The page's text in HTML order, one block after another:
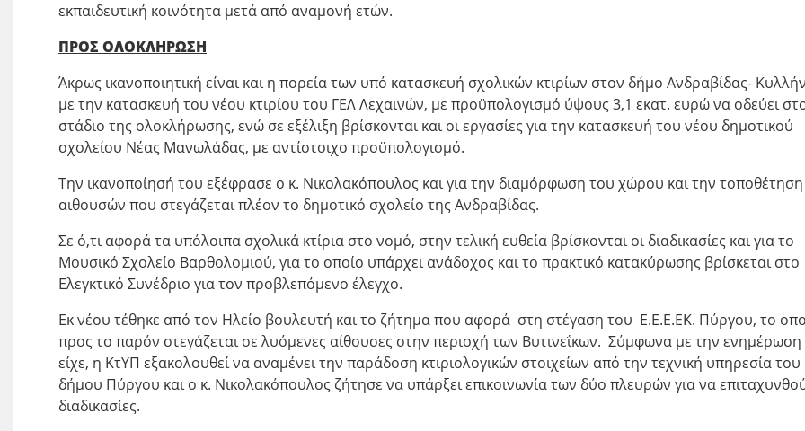
εκπαιδευτική κοινότητα μετά από αναμονή ετών.
ΠΡΟΣ ΟΛΟΚΛΗΡΩΣΗ
Άκρως ικανοποιητική είναι και η πορεία των υπό κατασκευή σχολικών κτιρίων στον δήμο Ανδραβίδας-
με την κατασκευή του νέου κτιρίου του ΓΕΛ Λεχαινών, με προϋπολογισμό ύψους 3,1 εκατ. ευρώ να οδεύει
στάδιο της ολοκλήρωσης, ενώ σε εξέλιξη βρίσκονται και οι εργασίες για την κατασκευή του νέου δημοτικού
σχολείου Νέας Μανωλάδας, με αντίστοιχο προϋπολογισμό.
Την ικανοποίησή του εξέφρασε ο κ. Νικολακόπουλος και για την διαμόρφωση του χώρου και την
αιθουσών που στεγάζεται πλέον το δημοτικό σχολείο της Ανδραβίδας.
Σε ό,τι αφορά τα υπόλοιπα σχολικά κτίρια στο νομό, στην τελική ευθεία βρίσκονται οι διαδικασίες και για το
Μουσικό Σχολείο Βαρθολομιού, για το οποίο υπάρχει ανάδοχος και το πρακτικό κατακύρωσης βρίσκεται στο
Ελεγκτικό Συνέδριο για τον προβλεπόμενο έλεγχο.
Εκ νέου τέθηκε από τον Ηλείο βουλευτή και το ζήτημα που αφορά στη στέγαση του Ε.Ε.Ε.ΕΚ. Πύργου, το
προς το παρόν στεγάζεται σε λυόμενες αίθουσες στην περιοχή των Βυτινεΐκων. Σύμφωνα με την
είχε, η ΚτΥΠ εξακολουθεί να αναμένει την παράδοση κτιριολογικών στοιχείων από την τεχνική υπηρεσία του
δήμου Πύργου και ο κ. Νικολακόπουλος ζήτησε να υπάρξει επικοινωνία των δύο πλευρών για να
διαδικασίες.